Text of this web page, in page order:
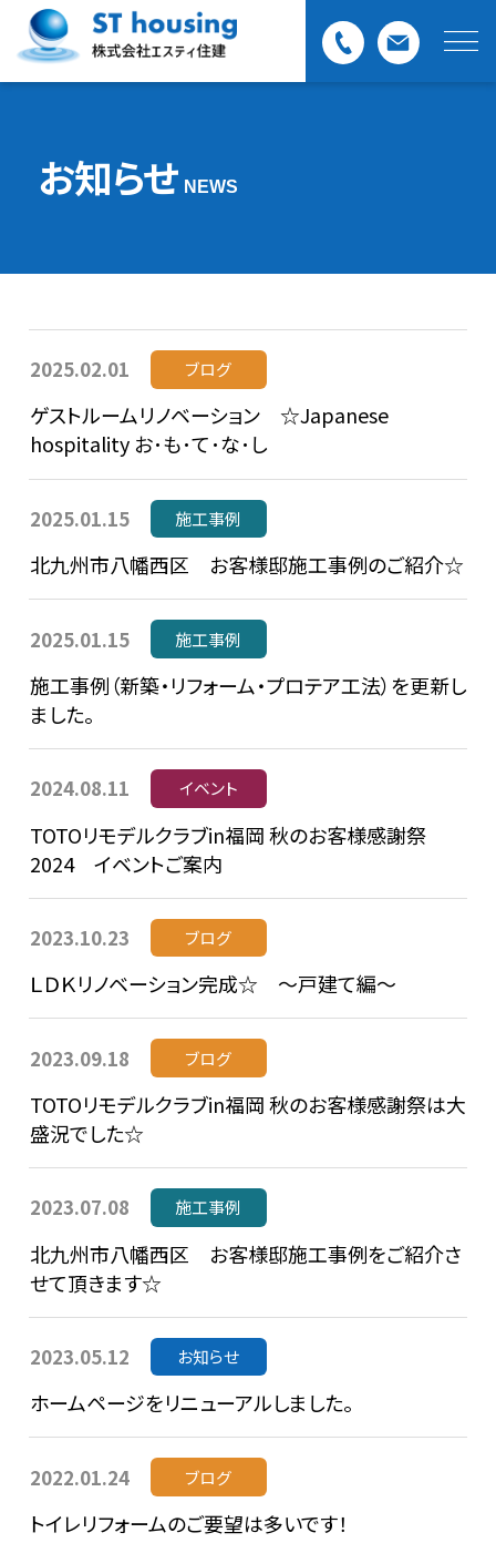
お知らせ NEWS
2025.02.01 ブログ
ゲストルームリノベーション ☆Japanese
hospitality お･も･て･な･し
2025.01.15 施工事例
北九州市八幡西区 お客様邸施工事例のご紹介☆
2025.01.15 施工事例
施工事例（新築・リフォーム・プロテア工法）を更新し
ました。
2024.08.11 イベント
TOTOリモデルクラブin福岡 秋のお客様感謝祭
2024 イベントご案内
2023.10.23 ブログ
ＬＤＫリノベーション完成☆ ～戸建て編～
2023.09.18 ブログ
TOTOリモデルクラブin福岡 秋のお客様感謝祭は大
盛況でした☆
2023.07.08 施工事例
北九州市八幡西区 お客様邸施工事例をご紹介さ
せて頂きます☆
2023.05.12 お知らせ
ホームページをリニューアルしました。
2022.01.24 ブログ
トイレリフォームのご要望は多いです！